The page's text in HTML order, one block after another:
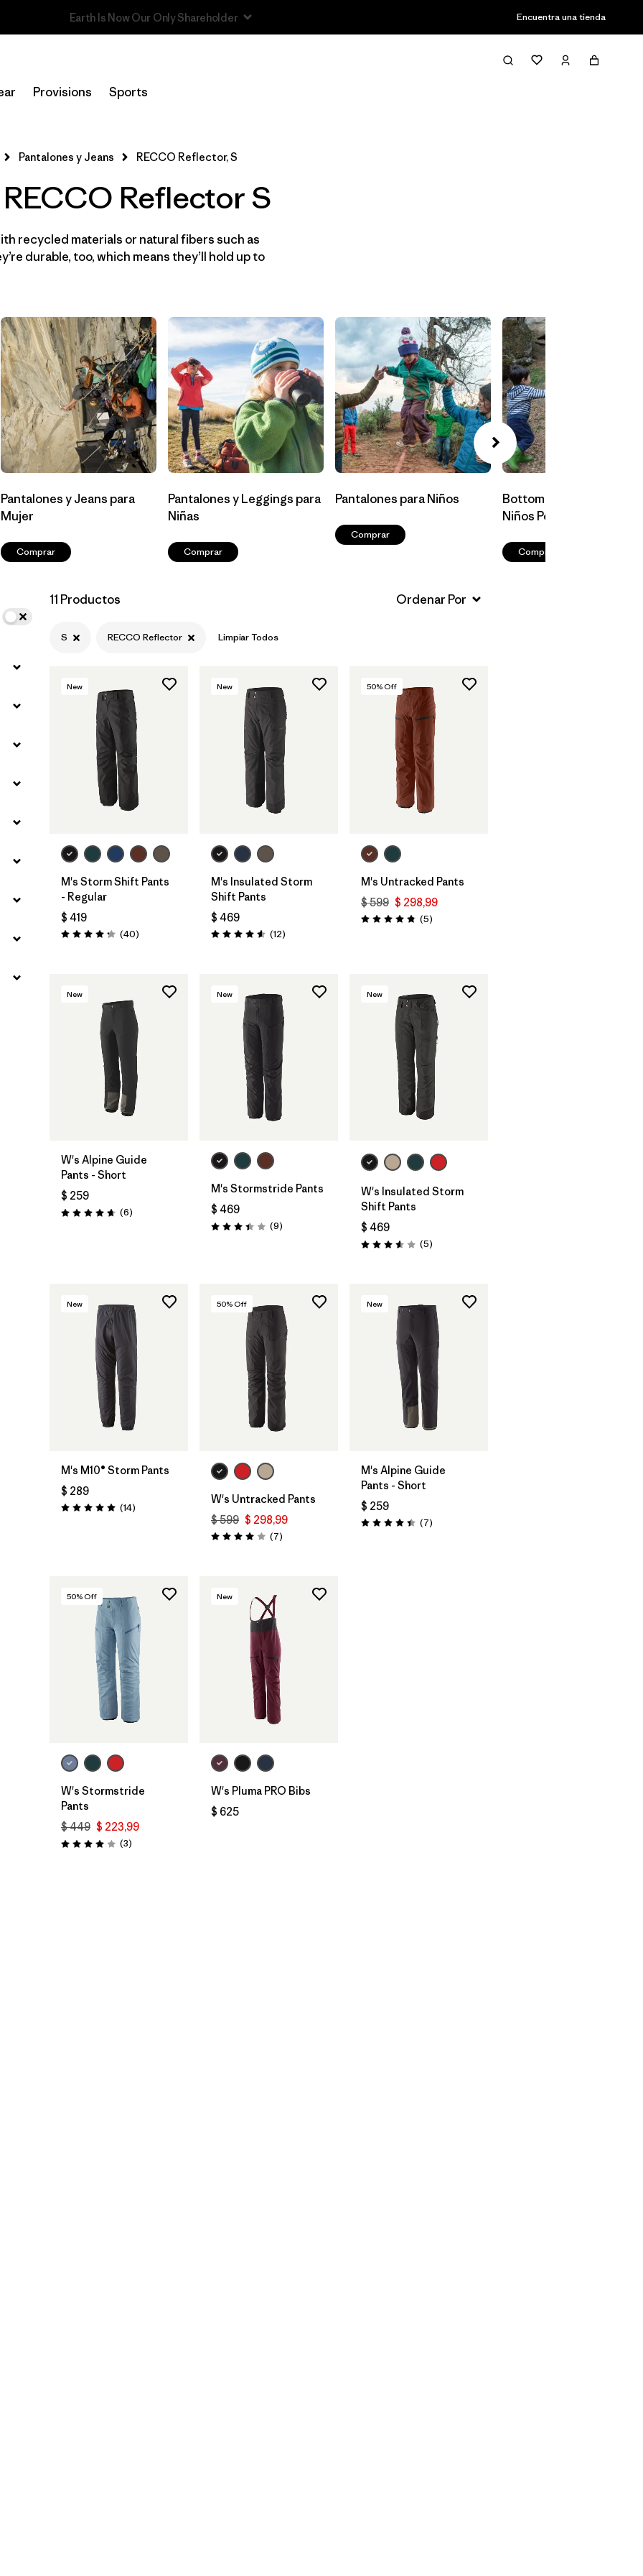
Read Our Work in Progress Report Encuentra una tienda
Provisions Sports
Filter & Sort
Selecciona una tienda
Filtrar por
Price
Filtrar por
Size 1
Filtrar por
Fit
Filtrar por
Features & Processes 1
Filtrar por
Materials & Fabric
Filtrar por
Sport
Filtrar por
Gender
Pantalones y Jeans RECCO Reflector, S
Reflector S
recycled materials or natural fibers such as
durable, too, which means they’ll hold up to
Pantalones y Jeans para
Mujer
Comprar
Pantalones y Leggings para
Niñas
Comprar
Pantalones para Niños
Comprar
Bottoms para Bebés y
Niños Pequeños
Comprar
11 Productos
S RECCO Reflector Limpiar Todos
New
M's Storm Shift Pants
- Regular
$ 419
Valoración: 4.3 / 5
(40Comentarios
)
New
M's Insulated Storm
Shift Pants
$ 469
Valoración: 4.6 / 5
(12Comentarios
)
50% Off
M's Untracked Pants
$ 599 $ 298,99
Valoración: 4.8 / 5
(5Comentarios
)
New
W's Alpine Guide
Pants - Short
$ 259
Valoración: 4.7 / 5
(6Comentarios
)
New
M's Stormstride Pants
$ 469
Valoración: 3.4 / 5
(9Comentarios
)
New
W's Insulated Storm
Shift Pants
$ 469
Valoración: 3.6 / 5
(5Comentarios
)
New
M's M10® Storm Pants
$ 289
Valoración: 5.0 / 5
(14Comentarios
)
50% Off
W's Untracked Pants
$ 599 $ 298,99
Valoración: 4.0 / 5
(7Comentarios
)
New
M's Alpine Guide
Pants - Short
$ 259
Valoración: 4.4 / 5
(7Comentarios
)
50% Off
W's Stormstride
Pants
$ 449 $ 223,99
Valoración: 4.0 / 5
(3Comentarios
)
New
W's Pluma PRO Bibs
$ 625